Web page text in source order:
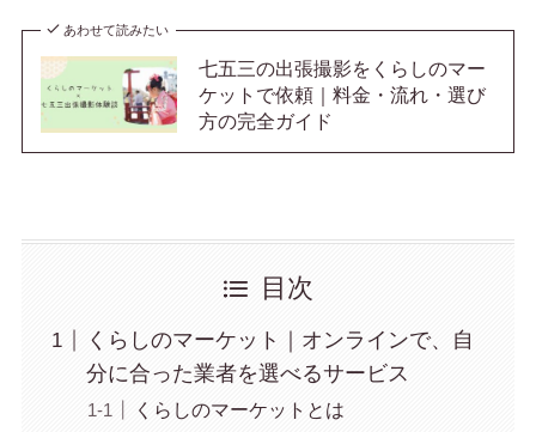
あわせて読みたい
七五三の出張撮影をくらしのマー
ケットで依頼｜料金・流れ・選び
方の完全ガイド
目次
くらしのマーケット｜オンラインで、自
分に合った業者を選べるサービス
くらしのマーケットとは